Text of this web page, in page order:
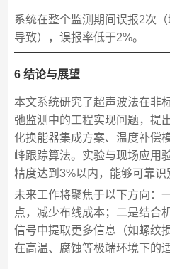
系统在整个监测期间误报2次
导致），误报率低于2%。
6 结论与展望
本文系统研究了超声波法在非
弛监测中的工程实现问题，提
化换能器集成方案、温度补偿
峰跟踪算法。实验与现场应用
精度达到3%以内，能够可靠识
未来工作将聚焦于以下方向：
点，减少布线成本；二是结合
信号中提取更多信息（如螺纹
在高温、腐蚀等极端环境下的